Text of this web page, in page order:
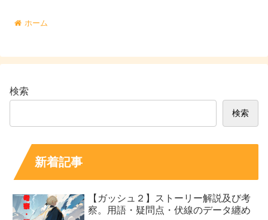
ホーム
検索
検索
新着記事
【ガッシュ２】ストーリー解説及び考
察。用語・疑問点・伏線のデータ纏め